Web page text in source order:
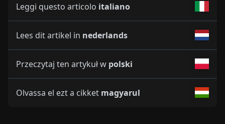
Leggi questo articolo italiano
Lees dit artikel in nederlands
Przeczytaj ten artykuł w polski
Olvassa el ezt a cikket magyarul